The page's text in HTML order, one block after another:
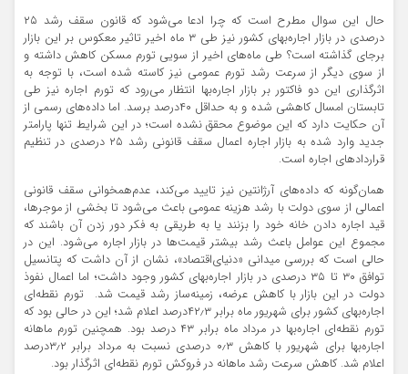
حال این سوال مطرح است که چرا ادعا می‌شود که قانون سقف رشد ۲۵
درصدی در بازار اجاره‌‌بهای کشور نیز طی ۳ ماه اخیر تاثیر معکوس بر این بازار
برجای گذاشته است؟ طی ماه‌‌های اخیر از سویی تورم مسکن کاهش داشته و
از سوی دیگر از سرعت رشد تورم عمومی نیز کاسته شده است، با توجه به
اثرگذاری این دو فاکتور بر بازار اجاره‌‌بها انتظار می‌رود که تورم اجاره نیز طی
تابستان امسال کاهشی شده و به حداقل ۴۰‌درصد برسد. اما داده‌‌های رسمی از
آن حکایت دارد که این موضوع محقق نشده است؛ در این شرایط تنها پارامتر
جدید وارد شده به بازار اجاره اعمال سقف قانونی رشد ۲۵ درصدی در تنظیم
قراردادهای اجاره است.
همان‌گونه که داده‌‌های آرژانتین نیز تایید می‌کند، عدم‌همخوانی سقف قانونی
اعمالی از سوی دولت با رشد هزینه عمومی باعث می‌شود تا بخشی از موجرها،
قید اجاره دادن خانه خود را بزنند یا به طریقی به فکر دور زدن آن باشند که
مجموع این عوامل باعث رشد بیشتر قیمت‌ها در بازار اجاره می‌شود. این در
حالی است که بررسی میدانی «دنیای‌اقتصاد»، نشان از آن داشت که پتانسیل
توافق ۳۰ تا ۳۵ درصدی در بازار اجاره‌‌بهای کشور وجود داشت؛ اما اعمال نفوذ
دولت در این بازار با کاهش عرضه، زمینه‌‌ساز رشد قیمت شد. تورم نقطه‌‌ای
اجاره‌‌بهای کشور برای شهریور ماه برابر ۴۲٫۳‌درصد اعلام شد؛ این در حالی بود که
تورم نقطه‌‌ای اجاره‌‌بها در مرداد ماه برابر ۴۳ درصد بود. همچنین تورم ماهانه
اجاره‌‌بها برای شهریور با کاهش ۰٫۳ درصدی نسبت به مرداد برابر ۳٫۲‌درصد
اعلام شد. کاهش سرعت رشد ماهانه در فروکش تورم نقطه‌‌ای اثرگذار بود.